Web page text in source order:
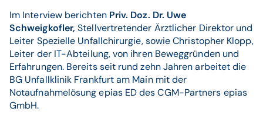
Im Interview berichten Priv. Doz. Dr. Uwe
Schweigkofler, Stellvertretender Ärztlicher Direktor und
Leiter Spezielle Unfallchirurgie, sowie Christopher Klopp,
Leiter der IT-Abteilung, von ihren Beweggründen und
Erfahrungen. Bereits seit rund zehn Jahren arbeitet die
BG Unfallklinik Frankfurt am Main mit der
Notaufnahmelösung epias ED des CGM-Partners epias
GmbH.